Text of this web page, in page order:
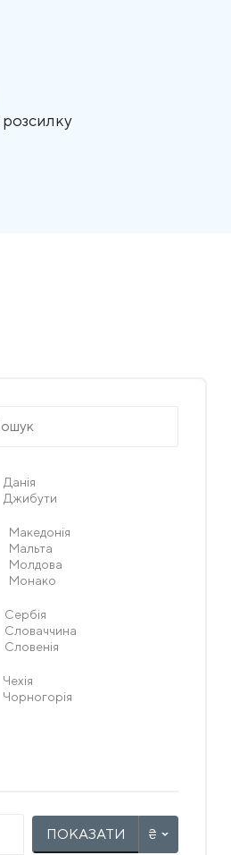
Данія
Джибути
Македонія
Мальта
Молдова
Монако
Сербія
Словаччина
Словенія
Чехія
Чорногорія
ПОКАЗАТИ